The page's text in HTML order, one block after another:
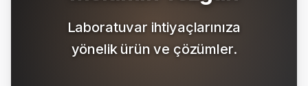
Laboratuvar ihtiyaçlarınıza
yönelik ürün ve çözümler.